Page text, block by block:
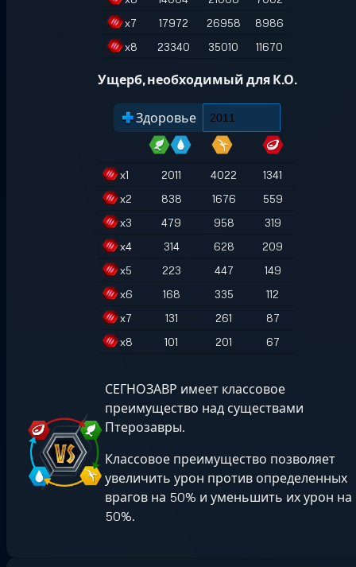
x7 17972 26958
8986
x8 23340 35010 11670
Ущерб, необходимый для К.О.
Здоровье
x1 2011 4022
1341
x2 838 1676
559
x3 479 958
319
x4 314 628
209
x5 223 447
149
x6 168 335
112
x7 131 261
87
x8 101 201 67
СЕГНОЗАВР имеет классовое
преимущество над существами
Птерозавры.
Классовое преимущество позволяет
увеличить урон против определенных
врагов на 50% и уменьшить их урон на
50%.